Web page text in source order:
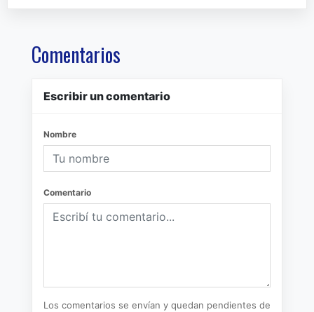
Comentarios
Escribir un comentario
Nombre
Comentario
Los comentarios se envían y quedan pendientes de